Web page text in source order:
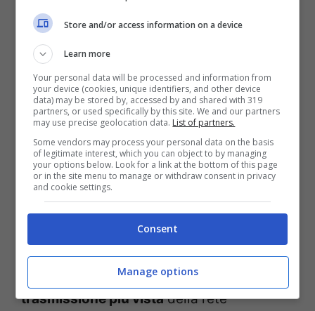
Pierluigi Diaco (Screen tv)
La sincerità diPierluigi Diaco, unita alla
sua educazione ed ai temi trattati hanno
il pubblico di
caso, infatti, come la sua sia la
trasmissione più vistadella rete
Store and/or access information on a device
Learn more
Your personal data will be processed and information from
your device (cookies, unique identifiers, and other device
data) may be stored by, accessed by and shared with 319
partners, or used specifically by this site. We and our partners
may use precise geolocation data. List of partners.
Some vendors may process your personal data on the basis
of legitimate interest, which you can object to by managing
your options below. Look for a link at the bottom of this page
or in the site menu to manage or withdraw consent in privacy
and cookie settings.
Consent
Manage options